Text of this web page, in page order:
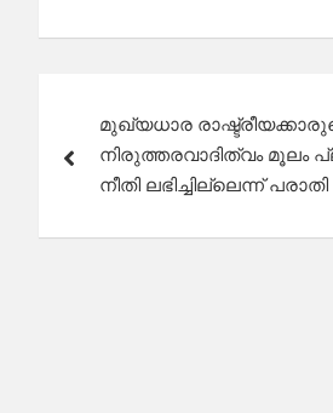
navigation
മുഖ്യധാര
നിരുത്തരവാദിത്വം മൂലം
നീതി ലഭിച്ചില്ലെന്ന് പരാതി